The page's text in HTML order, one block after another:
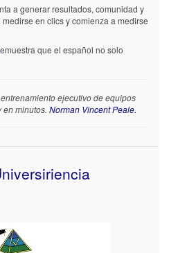
a generar resultados, comunidad y
en clics y comienza a medirse
que el español no solo
ejecutivo de equipos
minutos. Norman Vincent Peale.